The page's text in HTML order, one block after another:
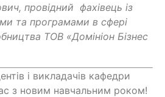
провідний фахівець із
та програмами в сфері
ТОВ «Домініон Бізнес
і викладачів кафедри
з новим навчальним роком!